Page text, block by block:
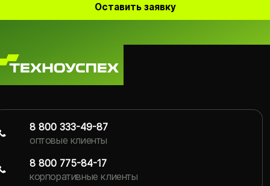
Оставить заявку
8 800 333-49-87
оптовые клиенты
8 800 775-84-17
корпоративные клиенты